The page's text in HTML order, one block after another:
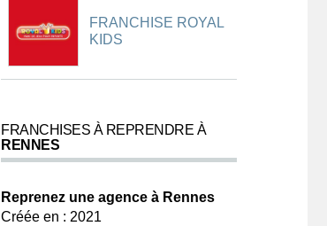
FRANCHISE ROYAL
KIDS
FRANCHISES À REPRENDRE À
RENNES
Reprenez une agence à Rennes
Créée en : 2021